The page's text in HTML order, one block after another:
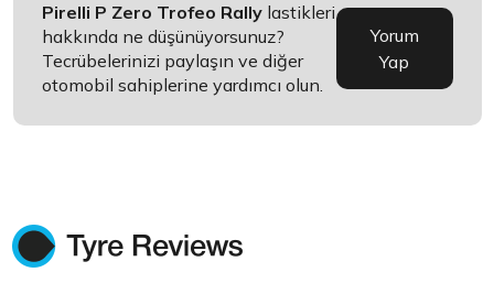
Pirelli P Zero Trofeo Rally lastikleri
hakkında ne düşünüyorsunuz?
Tecrübelerinizi paylaşın ve diğer
otomobil sahiplerine yardımcı olun.
Yorum
Yap